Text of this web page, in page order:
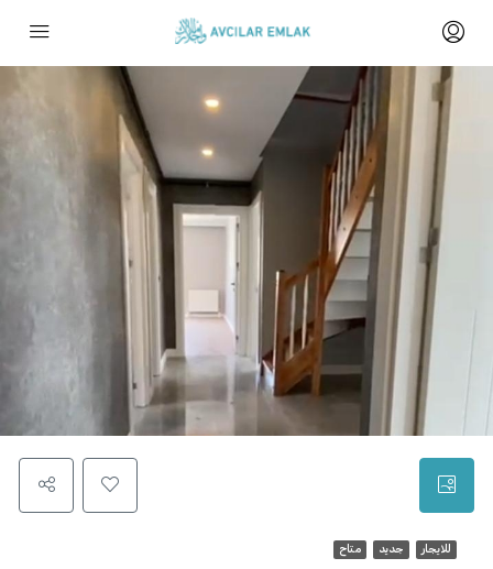
للايجار جديد متاح